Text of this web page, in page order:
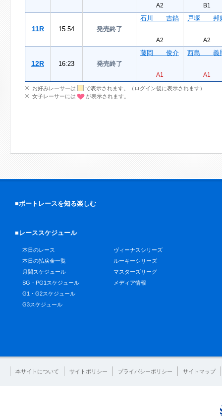
A2 B1
11R 15:54 発売終了
石川 吉鎬
A2
戸塚 邦
A2
12R 16:23 発売終了
藤岡 俊介
A1
西島 義
A1
お好みレーサーは
で表示されます。（ログイン後に表示されます）
女子レーサーには
が表示されます。
■ボートレースを知る楽しむ
■レーススケジュール
本日のレース
本日の払戻金一覧
月間スケジュール
SG・PG1スケジュール
G1・G2スケジュール
G3スケジュール
ヴィーナスシリーズ
ルーキーシリーズ
マスターズリーグ
メディア情報
本サイトについて サイトポリシー プライバシーポリシー サイトマップ